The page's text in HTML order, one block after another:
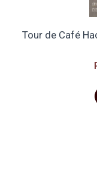
Tour de Café